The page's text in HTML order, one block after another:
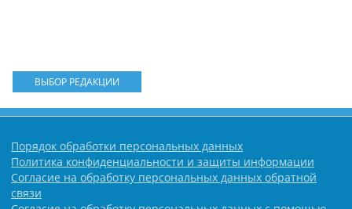
ВЫБОР РЕДАКЦИИ
Порядок обработки персональных данных
Политика конфиденциальности и защиты информации
Согласие на обработку персональных данных обратной
связи